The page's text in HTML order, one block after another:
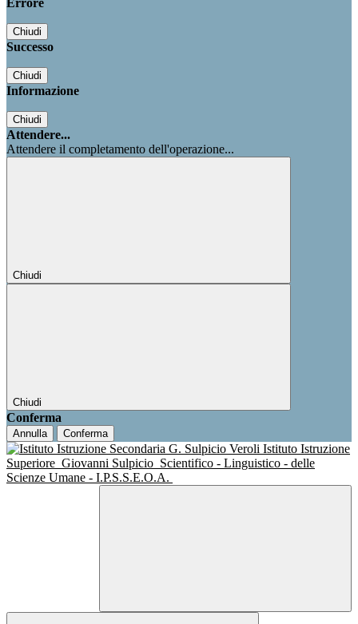
Errore
Chiudi
Successo
Chiudi
Informazione
Chiudi
Attendere...
Attendere il completamento dell'operazione...
Chiudi
Chiudi
Conferma
Annulla Conferma
Istituto Istruzione
Superiore Giovanni Sulpicio Scientifico - Linguistico - delle
Scienze Umane - I.P.S.S.E.O.A.